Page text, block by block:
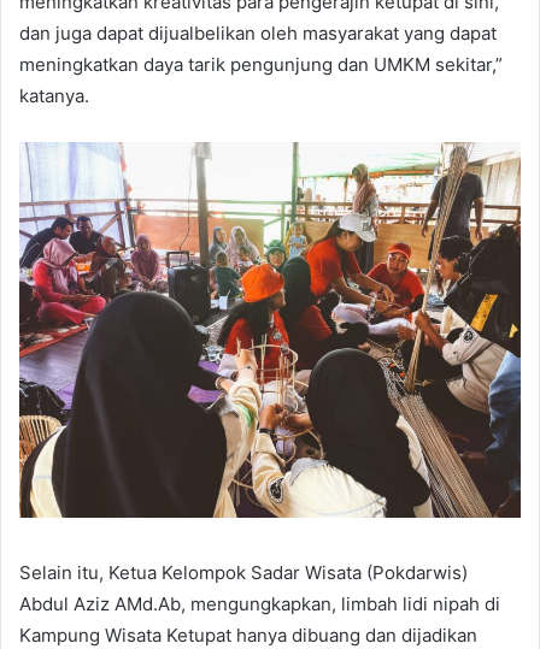
dan juga dapat dijualbelikan oleh masyarakat yang dapat
meningkatkan daya tarik pengunjung dan UMKM sekitar,”
katanya.
Selain itu, Ketua Kelompok Sadar Wisata (Pokdarwis)
Abdul Aziz AMd.Ab, mengungkapkan, limbah lidi nipah di
Kampung Wisata Ketupat hanya dibuang dan dijadikan